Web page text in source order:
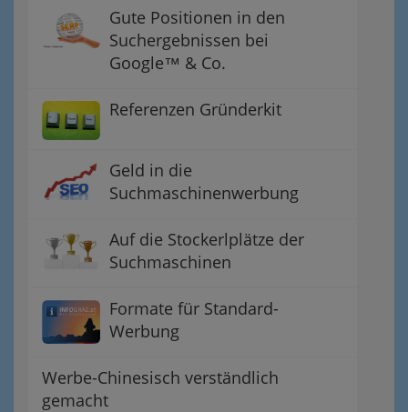
Gute Positionen in den
Suchergebnissen bei
Google™ & Co.
Referenzen Gründerkit
Geld in die
Suchmaschinenwerbung
Auf die Stockerlplätze der
Suchmaschinen
Formate für Standard-
Werbung
Werbe-Chinesisch verständlich
gemacht